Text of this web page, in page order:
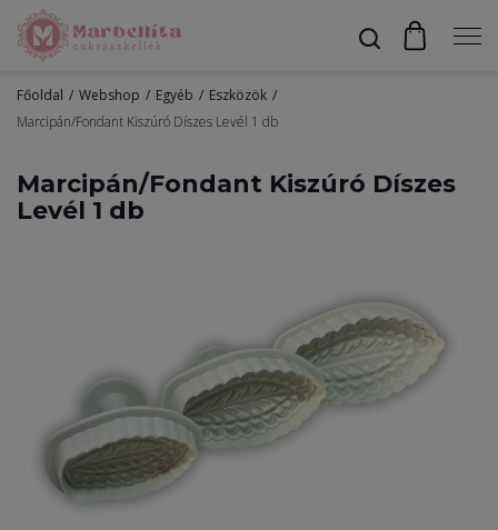
Bevonók
Alapanyagok
Egyéb
Profil
Főoldal Webshop Egyéb
Eszközök
Marcipán/Fondant Kiszúró Díszes Levél 1 db
Marcipán/Fondant Kiszúró Díszes
Levél 1 db